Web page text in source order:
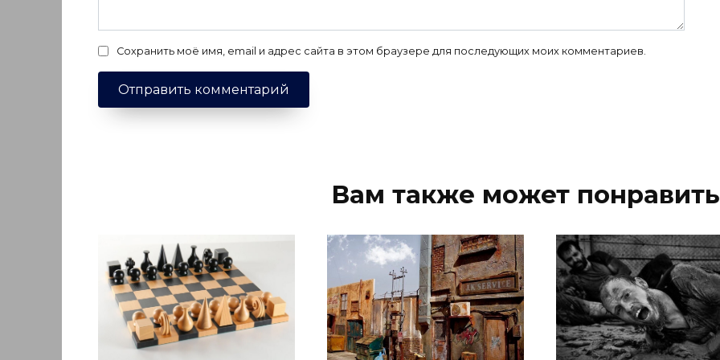
Сохранить моё имя, email и адрес сайта в этом браузере для последующих моих комментариев.
Вам также может